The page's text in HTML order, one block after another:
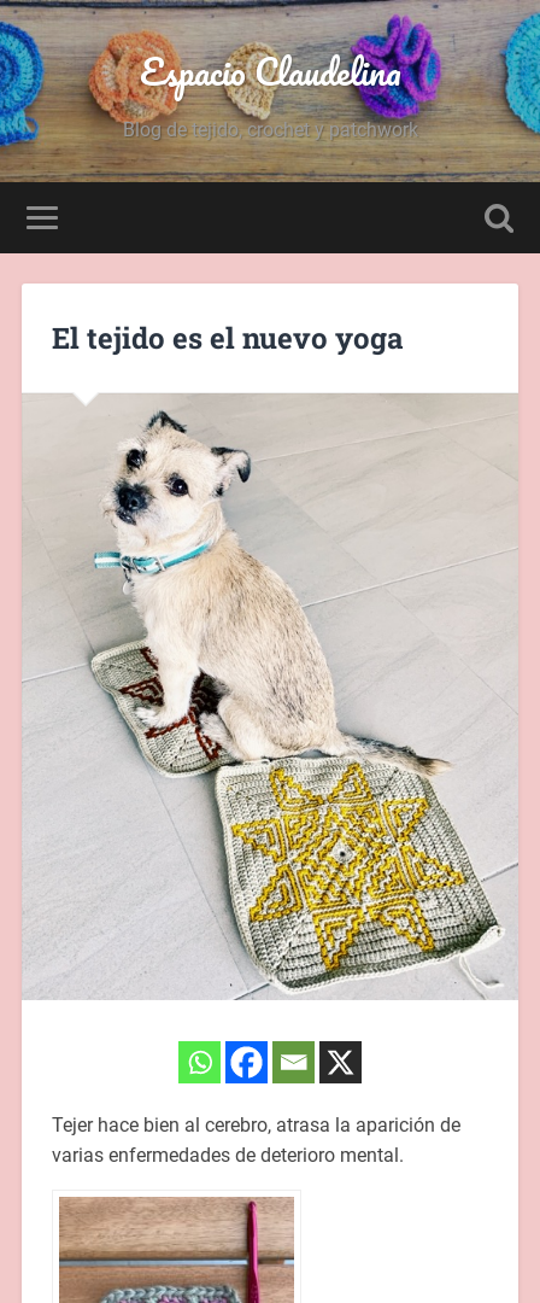
Espacio Claudelina
Blog de tejido, crochet y patchwork
El tejido es el nuevo yoga
Tejer hace bien al cerebro, atrasa la aparición de
varias enfermedades de deterioro mental.